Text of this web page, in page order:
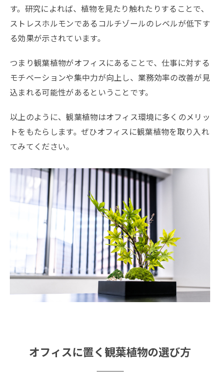
す。研究によれば、植物を見たり触れたりすることで、
ストレスホルモンであるコルチゾールのレベルが低下す
る効果が示されています。
つまり観葉植物がオフィスにあることで、仕事に対する
モチベーションや集中力が向上し、業務効率の改善が見
込まれる可能性があるということです。
以上のように、観葉植物はオフィス環境に多くのメリッ
トをもたらします。ぜひオフィスに観葉植物を取り入れ
てみてください。
オフィスに置く観葉植物の選び方